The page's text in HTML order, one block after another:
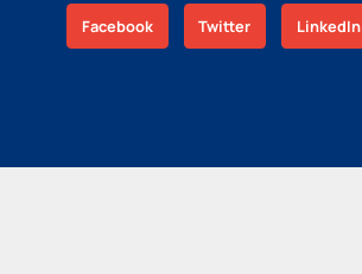
Facebook Twitter LinkedIn